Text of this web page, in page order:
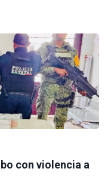
con violencia a